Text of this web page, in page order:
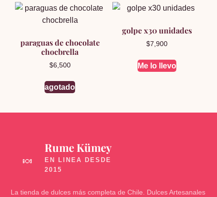
paraguas de chocolate
chocbrella
$6,500
agotado
golpe x30 unidades
$7,900
Me lo llevo
🍬
Rume Kümey
La tienda de dulces más completa de Chile. Dulces Artesanales